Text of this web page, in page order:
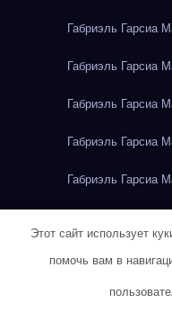
Габриэль Гарсиа
Габриэль Гарсиа
Габриэль Гарсиа
Габриэль Гарсиа
Габриэль Гарсиа
Габриэль Гарсиа
Этот сайт использует
помочь вам в